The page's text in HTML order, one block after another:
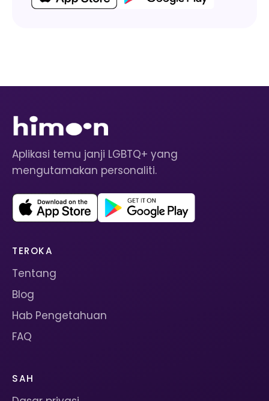
Aplikasi temu janji LGBTQ+ yang
mengutamakan personaliti.
TEROKA
Tentang
Blog
Hab Pengetahuan
FAQ
SAH